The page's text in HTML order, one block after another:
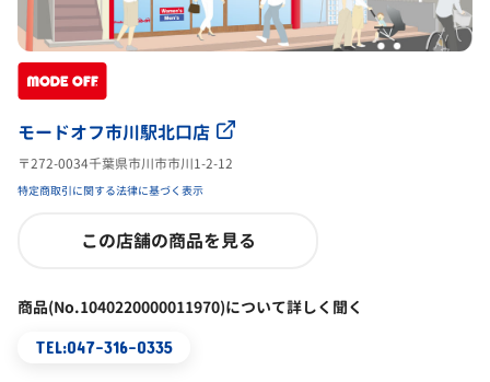
モードオフ市川駅北口店
〒272-0034千葉県市川市市川1-2-12
特定商取引に関する法律に基づく表示
この店舗の商品を見る
商品(No.1040220000011970)について詳しく聞く
TEL:047-316-0335